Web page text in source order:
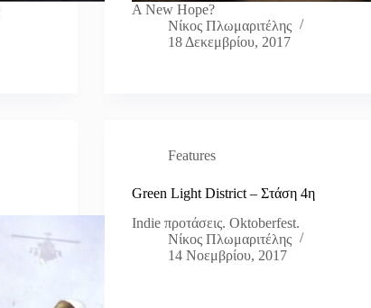
A New Hope?
Νίκος Πλωμαριτέλης
18 Δεκεμβρίου, 2017
Features
Green Light District – Στάση 4η
Indie προτάσεις. Oktoberfest.
Νίκος Πλωμαριτέλης
14 Νοεμβρίου, 2017